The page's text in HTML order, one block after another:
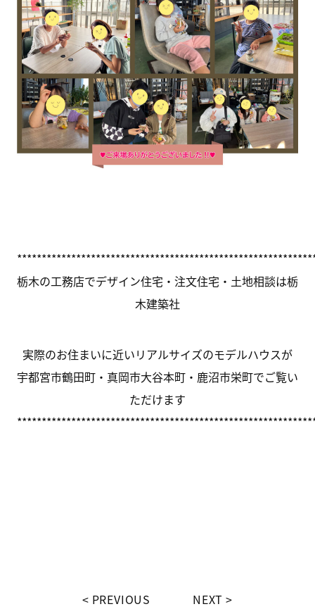
栃木の工務店でデザイン住宅・注文住宅・土地相談は栃
木建築社
実際のお住まいに近いリアルサイズのモデルハウスが
宇都宮市鶴田町・真岡市大谷本町・鹿沼市栄町でご覧い
ただけます
PREVIOUS NEXT